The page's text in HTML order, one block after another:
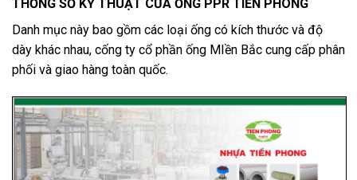
THỐNG SỐ KỸ THUẬT CỦA ỐNG PPR TIỀN PHONG
Danh mục này bao gồm các loại ống có kích thước và độ
dày khác nhau, cống ty cổ phần ống MIền Bắc cung cấp phân
phối và giao hàng toàn quốc.